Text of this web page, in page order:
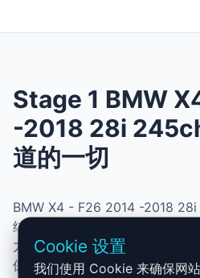
Stage 1 BMW
-2018 28i
道的一切
BMW X4 - F26 2014 -2018
结合了性能、安全与简便性。无
力、扭矩并优化油耗。非常适合
保持原厂可靠性的车主。
Cookie 设置
我们使用 Cookie 来确保网